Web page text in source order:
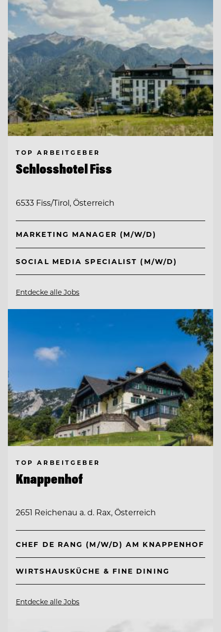
TOP ARBEITGEBER
Schlosshotel Fiss
6533 Fiss/Tirol, Österreich
MARKETING MANAGER (M/W/D)
SOCIAL MEDIA SPECIALIST (M/W/D)
Entdecke alle Jobs
TOP ARBEITGEBER
Knappenhof
2651 Reichenau a. d. Rax, Österreich
CHEF DE RANG (M/W/D) AM KNAPPENHOF
WIRTSHAUSKÜCHE & FINE DINING
Entdecke alle Jobs